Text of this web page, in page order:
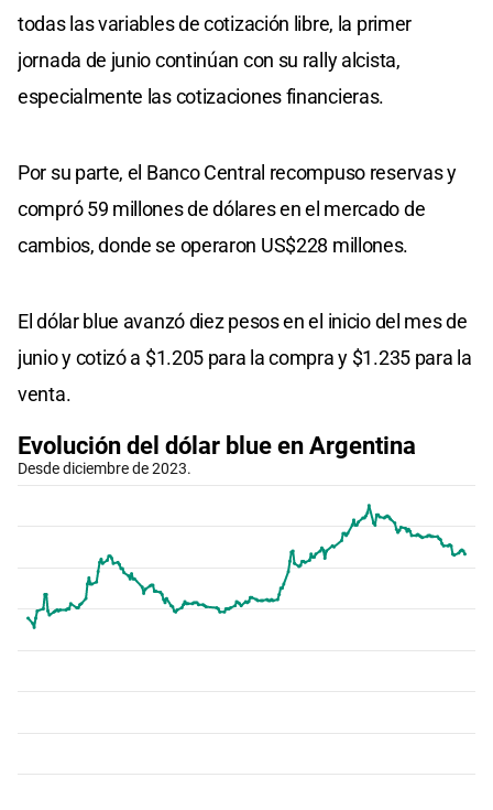
todas las variables de cotización libre, la primer
jornada de junio continúan con su rally alcista,
especialmente las cotizaciones financieras.
Por su parte, el Banco Central recompuso reservas y
compró 59 millones de dólares en el mercado de
cambios, donde se operaron US$228 millones.
El dólar blue avanzó diez pesos en el inicio del mes de
junio y cotizó a $1.205 para la compra y $1.235 para la
venta.